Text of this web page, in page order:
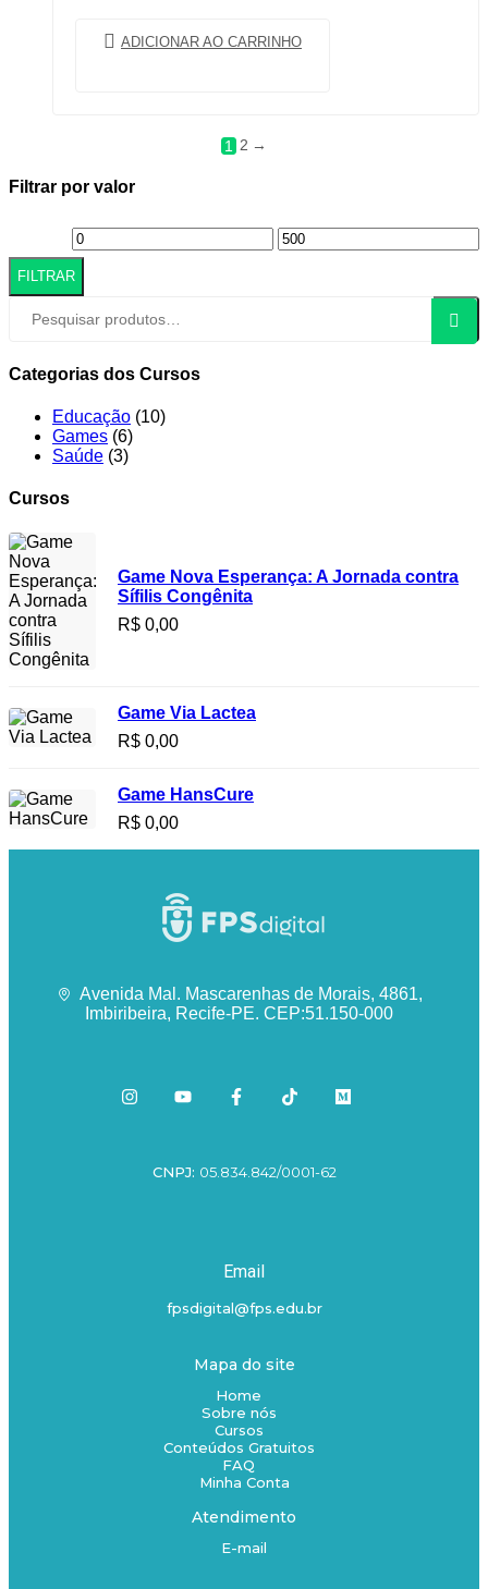
ADICIONAR AO CARRINHO
1 2 →
Filtrar por valor
FILTRAR
Categorias dos Cursos
Educação (10)
Games (6)
Saúde (3)
Cursos
Game Nova Esperança: A Jornada contra
Sífilis Congênita
R$ 0,00
Game Via Lactea
R$ 0,00
Game HansCure
R$ 0,00
Avenida Mal. Mascarenhas de Morais, 4861,
Imbiribeira, Recife-PE. CEP:51.150-000
CNPJ: 05.834.842/0001-62
Email
fpsdigital@fps.edu.br
Mapa do site
Home
Sobre nós
Cursos
Conteúdos Gratuitos
FAQ
Minha Conta
Atendimento
E-mail